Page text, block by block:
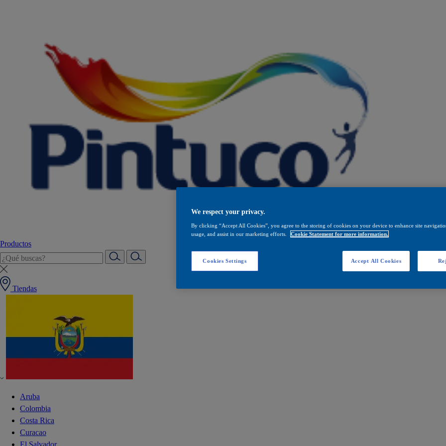
Productos
Tiendas
Aruba
Colombia
Costa Rica
Curacao
El Salvador
We respect your privacy.
By clicking “Accept All Cookies”, you agree to the storing of cookies on your device to enhance site
usage, and assist in our marketing efforts.
Cookie Statement for more information.
Cookies Settings Accept All Cookies